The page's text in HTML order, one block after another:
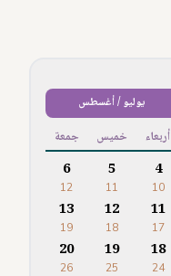
يوليو / أغسطس
أربعاء خميس جمعة
4
10
5
11
6
12
11
17
12
18
13
19
18
24
19
25
20
26